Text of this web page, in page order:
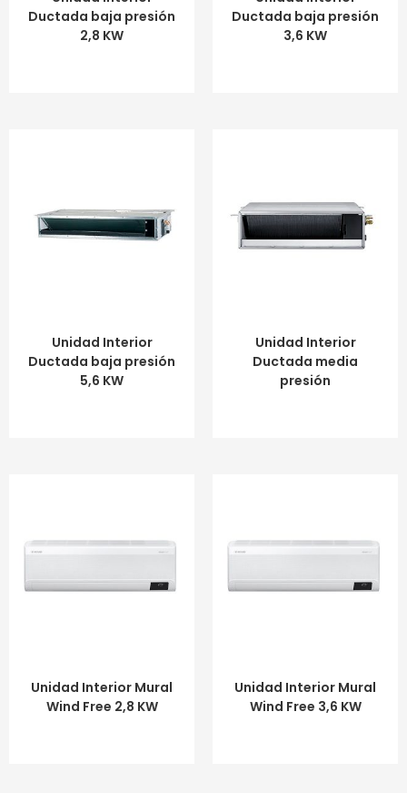
Ductada baja presión
2,8 KW
Ductada baja presión
3,6 KW
LEER MÁS
Unidad Interior
Ductada baja presión
5,6 KW
LEER MÁS
Unidad Interior
Ductada media
presión
LEER MÁS
Unidad Interior Mural
Wind Free 2,8 KW
LEER MÁS
Unidad Interior Mural
Wind Free 3,6 KW